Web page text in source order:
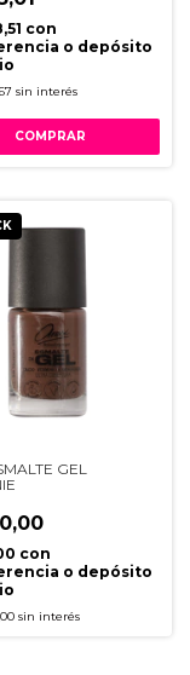
con
o depósito
sin interés
GEL
con
o depósito
sin interés